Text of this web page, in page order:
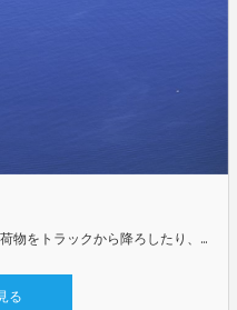
☆始めは先輩の手元作業員(補助)から！ 荷物をトラックから降ろしたり、長い資材を先輩と一緒に運んだりといった補助からスタート！徐々に段階を踏んで指導します◎ やりがいは、言葉では語れません！1～2ヶ月後には、この仕事の面白さが必ず分かります◎ ☆車いじりやプラモデル好きに最適◎ そんな方が今も多数活躍中(笑) ☆現在は30代が3名おり、仕事帰りに飲み会をしたりと、上下関係もなく仲良く働いています◎
る